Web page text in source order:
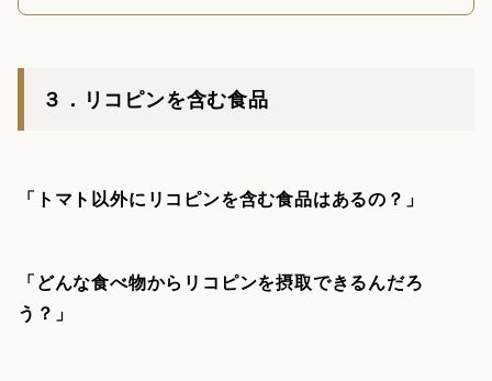
３．リコピンを含む食品
「トマト以外にリコピンを含む食品はあるの？」
「どんな食べ物からリコピンを摂取できるんだろ
う？」